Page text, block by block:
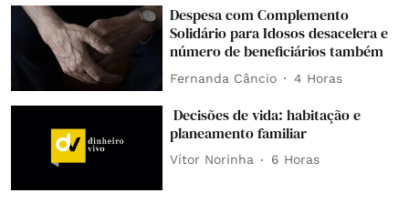
Despesa com Complemento
Solidário para Idosos desacelera e
número de beneficiários também
Fernanda Câncio 4 Horas
Decisões de vida: habitação e
planeamento familiar
Vítor Norinha 6 Horas